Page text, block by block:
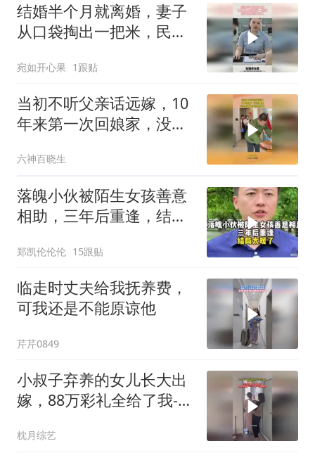
结婚半个月就离婚，妻子
从口袋掏出一把米，民政
宛如开心果 1跟贴
当初不听父亲话远嫁，10
年来第一次回娘家，没想
六神百晓生
落魄小伙被陌生女孩善意
相助，三年后重逢，结局
郑凯伦伦伦 15跟贴
临走时丈夫给我抚养费，
可我还是不能原谅他
芹芹0849
小叔子弃养的女儿长大出
嫁，88万彩礼全给了我-情
枕月综艺